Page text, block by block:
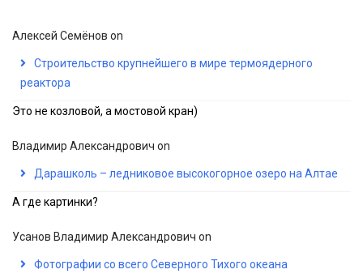
Алексей Семёнов on
Строительство крупнейшего в мире термоядерного
реактора
Это не козловой, а мостовой кран)
Владимир Александрович on
Дарашколь – ледниковое высокогорное озеро на Алтае
А где картинки?
Усанов Владимир Александрович on
Фотографии со всего Северного Тихого океана